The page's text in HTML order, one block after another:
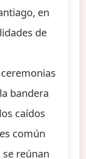
en
de
bandera
caídos
común
reúnan